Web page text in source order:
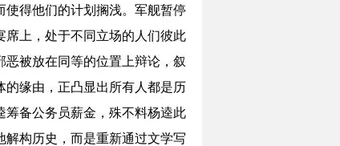
使得他们的计划搁浅。军舰暂停
席上，处于不同立场的人们彼此
被放在同等的位置上辩论，叙
的缘由，正凸显出所有人都是历
筹备公务员薪金，殊不料杨逵此
构历史，而是重新通过文学写